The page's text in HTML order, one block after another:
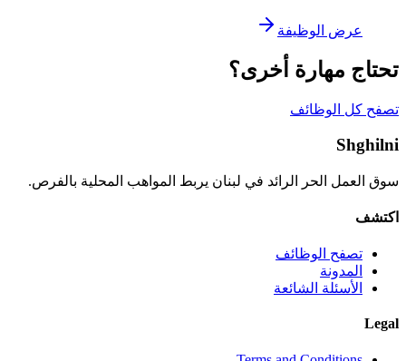
عرض الوظيفة
تحتاج مهارة أخرى؟
تصفح كل الوظائف
Shghilni
سوق العمل الحر الرائد في لبنان يربط المواهب المحلية بالفرص.
اكتشف
تصفح الوظائف
المدونة
الأسئلة الشائعة
Legal